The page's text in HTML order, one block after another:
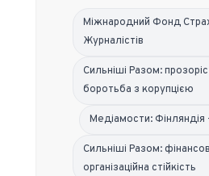
Міжнародний Фонд
Журналістів
Сильніші Разом:
боротьба з корупцією
Медіамости: Фінляндія
Сильніші Разом:
організаційна стійкість